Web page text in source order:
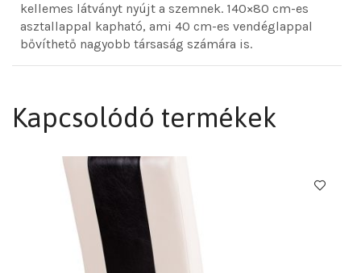
kellemes látványt nyújt a szemnek. 140×80 cm-es
asztallappal kapható, ami 40 cm-es vendéglappal
bővíthető nagyobb társaság számára is.
Kapcsolódó termékek